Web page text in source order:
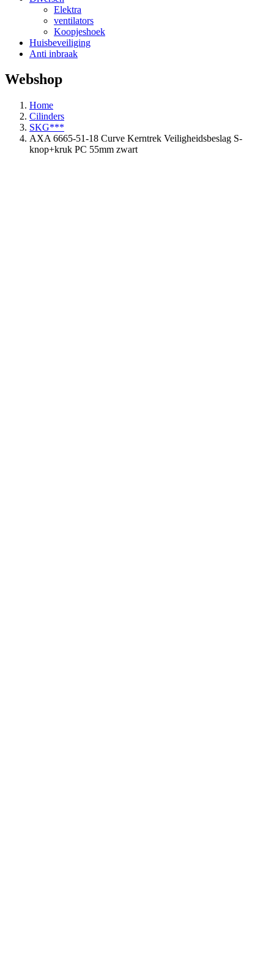
Elektra
ventilators
Koopjeshoek
Huisbeveiliging
Anti inbraak
Webshop
Home
Cilinders
SKG***
AXA 6665-51-18 Curve Kerntrek Veiligheidsbeslag S-
knop+kruk PC 55mm zwart